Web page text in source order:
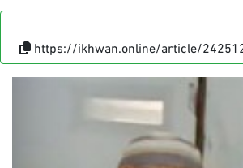
https://ikhwan.online/article/